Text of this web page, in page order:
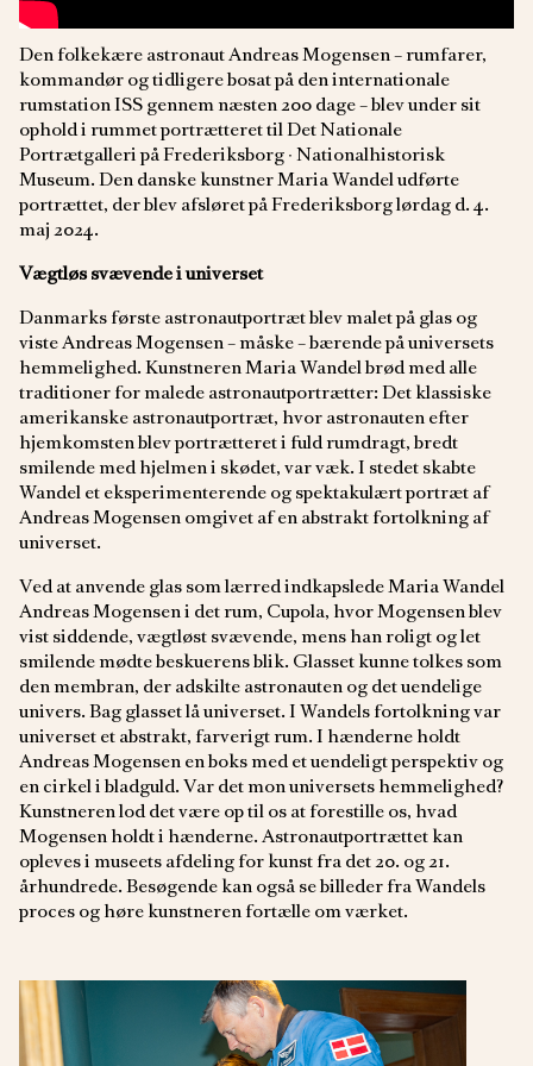
Den folkekære astronaut Andreas Mogensen – rumfarer,
kommandør og tidligere bosat på den internationale
rumstation ISS gennem næsten 200 dage – blev under sit
ophold i rummet portrætteret til Det Nationale
Portrætgalleri på Frederiksborg ∙ Nationalhistorisk
Museum. Den danske kunstner Maria Wandel udførte
portrættet, der blev afsløret på Frederiksborg lørdag d. 4.
maj 2024.
Vægtløs svævende i universet
Danmarks første astronautportræt blev malet på glas og
viste Andreas Mogensen – måske – bærende på universets
hemmelighed. Kunstneren Maria Wandel brød med alle
traditioner for malede astronautportrætter: Det klassiske
amerikanske astronautportræt, hvor astronauten efter
hjemkomsten blev portrætteret i fuld rumdragt, bredt
smilende med hjelmen i skødet, var væk. I stedet skabte
Wandel et eksperimenterende og spektakulært portræt af
Andreas Mogensen omgivet af en abstrakt fortolkning af
universet.
Ved at anvende glas som lærred indkapslede Maria Wandel
Andreas Mogensen i det rum, Cupola, hvor Mogensen blev
vist siddende, vægtløst svævende, mens han roligt og let
smilende mødte beskuerens blik. Glasset kunne tolkes som
den membran, der adskilte astronauten og det uendelige
univers. Bag glasset lå universet. I Wandels fortolkning var
universet et abstrakt, farverigt rum. I hænderne holdt
Andreas Mogensen en boks med et uendeligt perspektiv og
en cirkel i bladguld. Var det mon universets hemmelighed?
Kunstneren lod det være op til os at forestille os, hvad
Mogensen holdt i hænderne. Astronautportrættet kan
opleves i museets afdeling for kunst fra det 20. og 21.
århundrede. Besøgende kan også se billeder fra Wandels
proces og høre kunstneren fortælle om værket.